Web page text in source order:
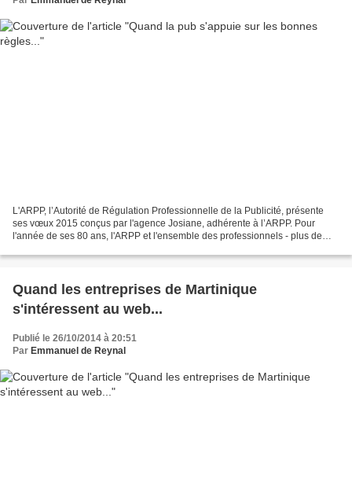
L'ARPP, l’Autorité de Régulation Professionnelle de la Publicité, présente
ses vœux 2015 conçus par l'agence Josiane, adhérente à l’ARPP. Pour
l'année de ses 80 ans, l'ARPP et l'ensemble des professionnels - plus de
Quand les entreprises de Martinique
s'intéressent au web...
Publié le 26/10/2014 à 20:51
Par Emmanuel de Reynal